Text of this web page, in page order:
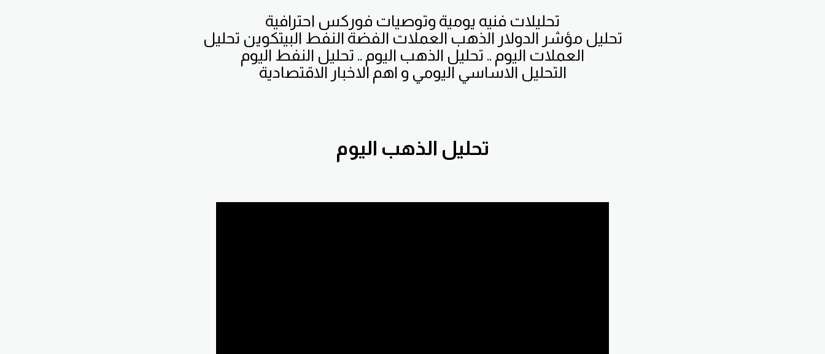
تحليلات فنيه يومية وتوصيات فوركس احترافية
تحليل مؤشر الدولار الذهب العملات الفضة النفط البيتكوين تحليل
العملات اليوم .. تحليل الذهب اليوم .. تحليل النفط اليوم
التحليل الاساسي اليومي و اهم الاخبار الاقتصادية